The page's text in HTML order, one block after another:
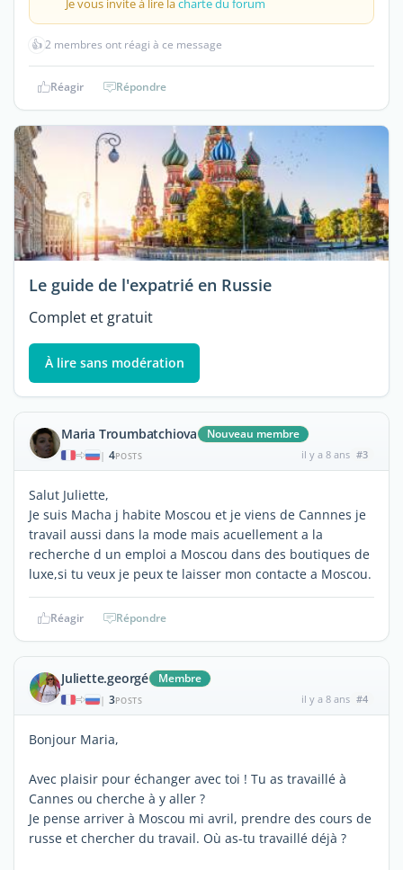
Je vous invite à lire lacharte du forum
👍2 membres ont réagi à ce message
Réagir Répondre
Le guide de l'expatrié en Russie
Complet et gratuit
À lire sans modération
Maria Troumbatchiova Nouveau membre
| 4POSTS il y a 8 ans #3
Salut Juliette,
Je suis Macha j habite Moscou et je viens de Cannnes je
travail aussi dans la mode mais acuellement a la
recherche d un emploi a Moscou dans des boutiques de
luxe,si tu veux je peux te laisser mon contacte a Moscou.
Réagir Répondre
Juliette.georgé Membre
| 3POSTS il y a 8 ans #4
Bonjour Maria,
Avec plaisir pour échanger avec toi ! Tu as travaillé à
Cannes ou cherche à y aller ?
Je pense arriver à Moscou mi avril, prendre des cours de
russe et chercher du travail. Où as-tu travaillé déjà ?